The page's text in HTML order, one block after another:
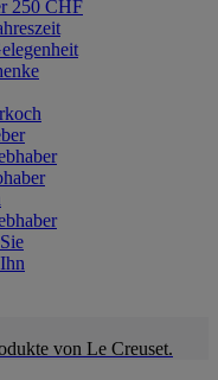
250 CHF
von Le Creuset.